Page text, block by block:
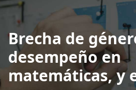
Brecha de
desempeño en
matemáticas, y